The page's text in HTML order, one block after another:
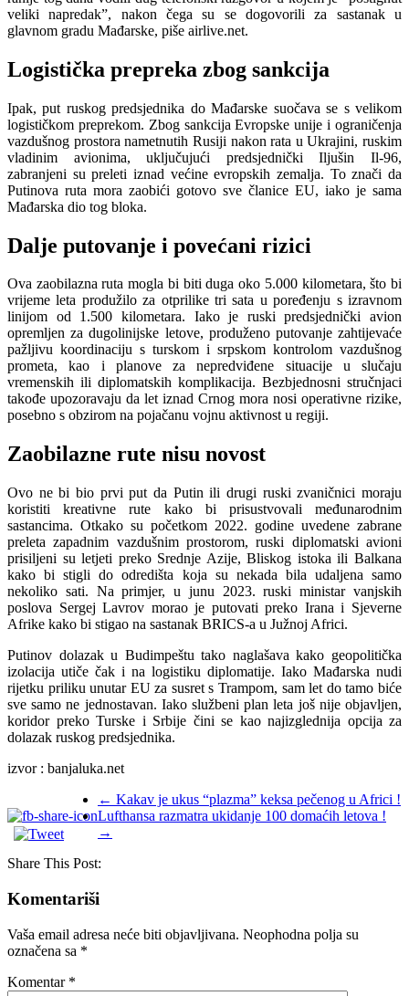
veliki napredak”, nakon čega su se dogovorili za sastanak u
glavnom gradu Mađarske, piše airlive.net.
Logistička prepreka zbog sankcija
Ipak, put ruskog predsjednika do Mađarske suočava se s velikom
logističkom preprekom. Zbog sankcija Evropske unije i ograničenja
vazdušnog prostora nametnutih Rusiji nakon rata u Ukrajini, ruskim
vladinim avionima, uključujući predsjednički Iljušin Il-96,
zabranjeni su preleti iznad većine evropskih zemalja. To znači da
Putinova ruta mora zaobići gotovo sve članice EU, iako je sama
Mađarska dio tog bloka.
Dalje putovanje i povećani rizici
Ova zaobilazna ruta mogla bi biti duga oko 5.000 kilometara, što bi
vrijeme leta produžilo za otprilike tri sata u poređenju s izravnom
linijom od 1.500 kilometara. Iako je ruski predsjednički avion
opremljen za dugolinijske letove, produženo putovanje zahtijevaće
pažljivu koordinaciju s turskom i srpskom kontrolom vazdušnog
prometa, kao i planove za nepredviđene situacije u slučaju
vremenskih ili diplomatskih komplikacija. Bezbjednosni stručnjaci
takođe upozoravaju da let iznad Crnog mora nosi operativne rizike,
posebno s obzirom na pojačanu vojnu aktivnost u regiji.
Zaobilazne rute nisu novost
Ovo ne bi bio prvi put da Putin ili drugi ruski zvaničnici moraju
koristiti kreativne rute kako bi prisustvovali međunarodnim
sastancima. Otkako su početkom 2022. godine uvedene zabrane
preleta zapadnim vazdušnim prostorom, ruski diplomatski avioni
prisiljeni su letjeti preko Srednje Azije, Bliskog istoka ili Balkana
kako bi stigli do odredišta koja su nekada bila udaljena samo
nekoliko sati. Na primjer, u junu 2023. ruski ministar vanjskih
poslova Sergej Lavrov morao je putovati preko Irana i Sjeverne
Afrike kako bi stigao na sastanak BRICS-a u Južnoj Africi.
Putinov dolazak u Budimpeštu tako naglašava kako geopolitička
izolacija utiče čak i na logistiku diplomatije. Iako Mađarska nudi
rijetku priliku unutar EU za susret s Trampom, sam let do tamo biće
sve samo ne jednostavan. Iako službeni plan leta još nije objavljen,
koridor preko Turske i Srbije čini se kao najizglednija opcija za
dolazak ruskog predsjednika.
izvor : banjaluka.net
← Kakav je ukus “plazma” keksa pečenog u Africi !
Lufthansa razmatra ukidanje 100 domaćih letova !
→
Share This Post:
Komentariši
Vaša email adresa neće biti objavljivana. Neophodna polja su
označena sa *
Komentar *